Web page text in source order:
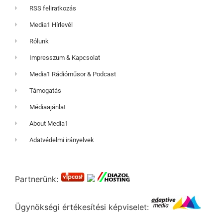
RSS feliratkozás
Media1 Hírlevél
Rólunk
Impresszum & Kapcsolat
Media1 Rádióműsor & Podcast
Támogatás
Médiaajánlat
About Media1
Adatvédelmi irányelvek
Partnerünk:
Ügynökségi értékesítési képviselet: